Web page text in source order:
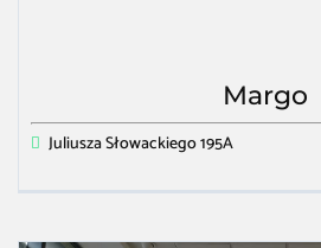
Margo
Juliusza Słowackiego 195A